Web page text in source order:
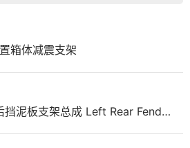
箱体减震支架
挡泥板支架总成 Left Rear Fend…